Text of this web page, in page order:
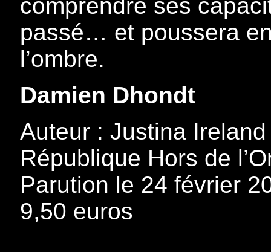
comprendre ses
passé… et poussera
l’ombre.
Damien Dhondt
Auteur : Justina
République Hors de
Parution le 24 février
9,50 euros